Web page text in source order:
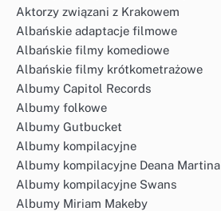
Aktorzy związani z Krakowem
Albańskie adaptacje filmowe
Albańskie filmy komediowe
Albańskie filmy krótkometrażowe
Albumy Capitol Records
Albumy folkowe
Albumy Gutbucket
Albumy kompilacyjne
Albumy kompilacyjne Deana Martina
Albumy kompilacyjne Swans
Albumy Miriam Makeby